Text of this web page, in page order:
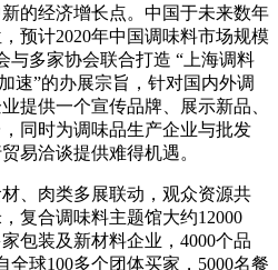
的经济增长点。中国于未来数年
预计2020年中国调味料市场规模
与多家协会联合打造 “上海调料
速”的办展宗旨，针对国内外调
提供一个宣传品牌、展示新品、
同时为调味品生产企业与批发
易洽谈提供难得机遇。
、肉类多展联动，观众资源共
复合调味料主题馆大约12000
包装及新材料企业， 4000个品
全球100多个团体买家， 5000名餐